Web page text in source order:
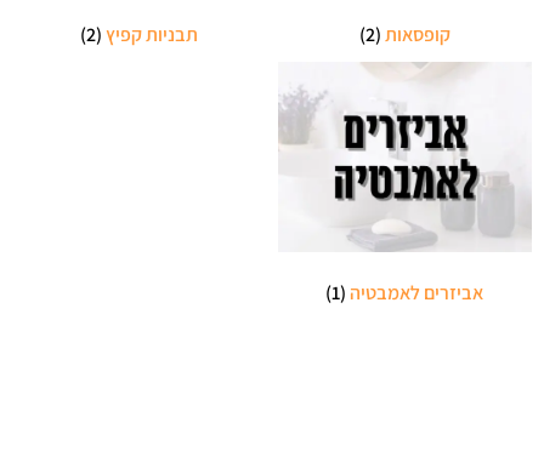
קופסאות(2) תבניות קפיץ(2)
אביזרים לאמבטיה(1)